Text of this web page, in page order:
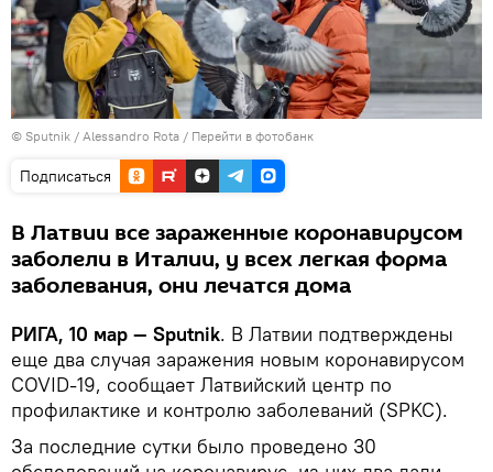
© Sputnik / Alessandro Rota / Перейти в фотобанк
Подписаться
В Латвии все зараженные коронавирусом
заболели в Италии, у всех легкая форма
заболевания, они лечатся дома
РИГА, 10 мар — Sputnik. В Латвии подтверждены
еще два случая заражения новым коронавирусом
COVID-19, сообщает Латвийский центр по
профилактике и контролю заболеваний (SPKC).
За последние сутки было проведено 30